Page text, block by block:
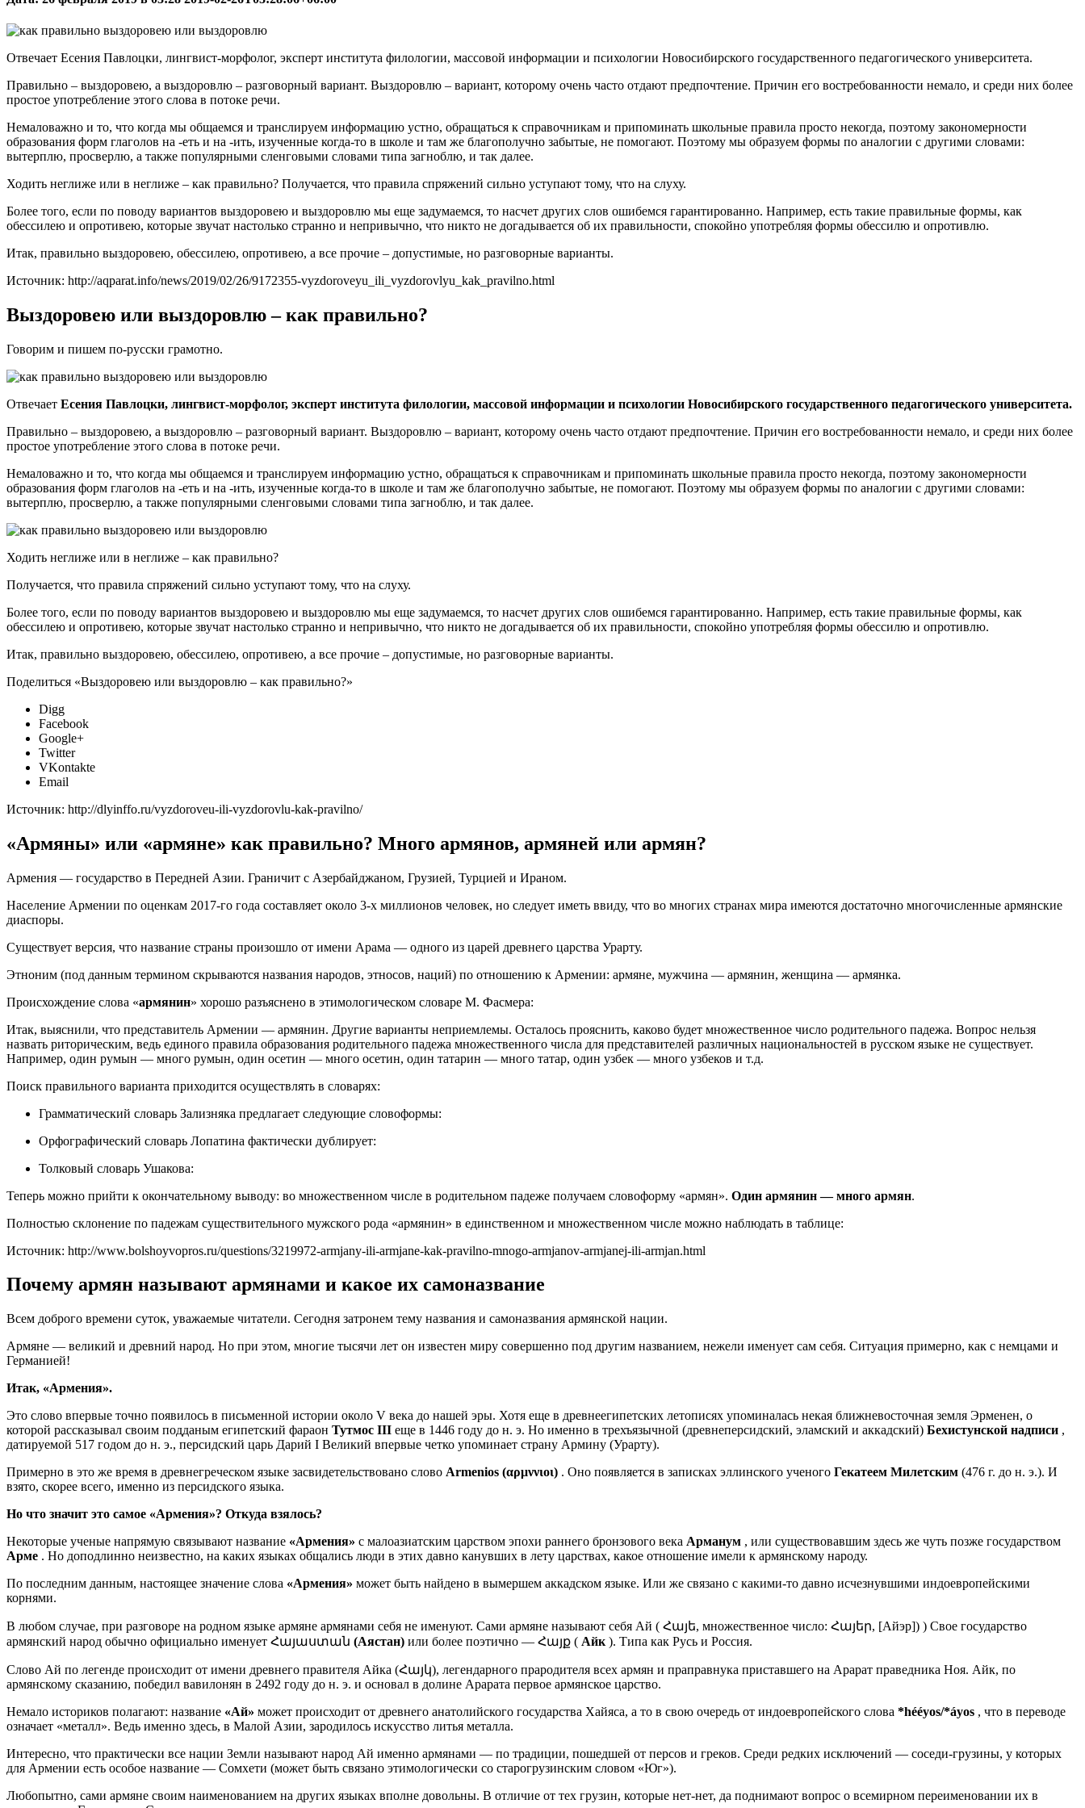
Отвечает Есения Павлоцки, лингвист-морфолог, эксперт института филологии, массовой информации и психологии Новосибирского государственного педагогического университета.
Правильно – выздоровею, а выздоровлю – разговорный вариант. Выздоровлю – вариант, которому очень часто отдают предпочтение. Причин его востребованности немало, и среди них более
простое употребление этого слова в потоке речи.
Немаловажно и то, что когда мы общаемся и транслируем информацию устно, обращаться к справочникам и припоминать школьные правила просто некогда, поэтому закономерности
образования форм глаголов на -еть и на -ить, изученные когда-то в школе и там же благополучно забытые, не помогают. Поэтому мы образуем формы по аналогии с другими словами:
вытерплю, просверлю, а также популярными сленговыми словами типа загноблю, и так далее.
Ходить неглиже или в неглиже – как правильно? Получается, что правила спряжений сильно уступают тому, что на слуху.
Более того, если по поводу вариантов выздоровею и выздоровлю мы еще задумаемся, то насчет других слов ошибемся гарантированно. Например, есть такие правильные формы, как
обессилею и опротивею, которые звучат настолько странно и непривычно, что никто не догадывается об их правильности, спокойно употребляя формы обессилю и опротивлю.
Итак, правильно выздоровею, обессилею, опротивею, а все прочие – допустимые, но разговорные варианты.
Источник: http://aqparat.info/news/2019/02/26/9172355-vyzdoroveyu_ili_vyzdorovlyu_kak_pravilno.html
Выздоровею или выздоровлю – как правильно?
Говорим и пишем по-русски грамотно.
Отвечает Есения Павлоцки, лингвист-морфолог, эксперт института филологии, массовой информации и психологии Новосибирского государственного педагогического университета.
Правильно – выздоровею, а выздоровлю – разговорный вариант. Выздоровлю – вариант, которому очень часто отдают предпочтение. Причин его востребованности немало, и среди них более
простое употребление этого слова в потоке речи.
Немаловажно и то, что когда мы общаемся и транслируем информацию устно, обращаться к справочникам и припоминать школьные правила просто некогда, поэтому закономерности
образования форм глаголов на -еть и на -ить, изученные когда-то в школе и там же благополучно забытые, не помогают. Поэтому мы образуем формы по аналогии с другими словами:
вытерплю, просверлю, а также популярными сленговыми словами типа загноблю, и так далее.
Ходить неглиже или в неглиже – как правильно?
Получается, что правила спряжений сильно уступают тому, что на слуху.
Более того, если по поводу вариантов выздоровею и выздоровлю мы еще задумаемся, то насчет других слов ошибемся гарантированно. Например, есть такие правильные формы, как
обессилею и опротивею, которые звучат настолько странно и непривычно, что никто не догадывается об их правильности, спокойно употребляя формы обессилю и опротивлю.
Итак, правильно выздоровею, обессилею, опротивею, а все прочие – допустимые, но разговорные варианты.
Поделиться «Выздоровею или выздоровлю – как правильно?»
Digg
Facebook
Google+
Twitter
VKontakte
Email
Источник: http://dlyinffo.ru/vyzdoroveu-ili-vyzdorovlu-kak-pravilno/
«Армяны» или «армяне» как правильно? Много армянов, армяней или армян?
Армения — государство в Передней Азии. Граничит с Азербайджаном, Грузией, Турцией и Ираном.
Население Армении по оценкам 2017-го года составляет около 3-х миллионов человек, но следует иметь ввиду, что во многих странах мира имеются достаточно многочисленные армянские
диаспоры.
Существует версия, что название страны произошло от имени Арама — одного из царей древнего царства Урарту.
Этноним (под данным термином скрываются названия народов, этносов, наций) по отношению к Армении: армяне, мужчина — армянин, женщина — армянка.
Происхождение слова «армянин» хорошо разъяснено в этимологическом словаре М. Фасмера:
Итак, выяснили, что представитель Армении — армянин. Другие варианты неприемлемы. Осталось прояснить, каково будет множественное число родительного падежа. Вопрос нельзя
назвать риторическим, ведь единого правила образования родительного падежа множественного числа для представителей различных национальностей в русском языке не существует.
Например, один румын — много румын, один осетин — много осетин, один татарин — много татар, один узбек — много узбеков и т.д.
Поиск правильного варианта приходится осуществлять в словарях:
Грамматический словарь Зализняка предлагает следующие словоформы:
Орфографический словарь Лопатина фактически дублирует:
Толковый словарь Ушакова:
Теперь можно прийти к окончательному выводу: во множественном числе в родительном падеже получаем словоформу «армян». Один армянин — много армян.
Полностью склонение по падежам существительного мужского рода «армянин» в единственном и множественном числе можно наблюдать в таблице:
Источник: http://www.bolshoyvopros.ru/questions/3219972-armjany-ili-armjane-kak-pravilno-mnogo-armjanov-armjanej-ili-armjan.html
Почему армян называют армянами и какое их самоназвание
Всем доброго времени суток, уважаемые читатели. Сегодня затронем тему названия и самоназвания армянской нации.
Армяне — великий и древний народ. Но при этом, многие тысячи лет он известен миру совершенно под другим названием, нежели именует сам себя. Ситуация примерно, как с немцами и
Германией!
Итак, «Армения».
Это слово впервые точно появилось в письменной истории около V века до нашей эры. Хотя еще в древнеегипетских летописях упоминалась некая ближневосточная земля Эрменен, о
которой рассказывал своим подданым египетский фараон Тутмос III еще в 1446 году до н. э. Но именно в трехъязычной (древнеперсидский, эламский и аккадский) Бехистунской надписи ,
датируемой 517 годом до н. э., персидский царь Дарий I Великий впервые четко упоминает страну Армину (Урарту).
Примерно в это же время в древнегреческом языке засвидетельствовано слово Armenios (αρμννιοι) . Оно появляется в записках эллинского ученого Гекатеем Милетским (476 г. до н. э.). И
взято, скорее всего, именно из персидского языка.
Но что значит это самое «Армения»? Откуда взялось?
Некоторые ученые напрямую связывают название «Армения» с малоазиатским царством эпохи раннего бронзового века Арманум , или существовавшим здесь же чуть позже государством
Арме . Но доподлинно неизвестно, на каких языках общались люди в этих давно канувших в лету царствах, какое отношение имели к армянскому народу.
По последним данным, настоящее значение слова «Армения» может быть найдено в вымершем аккадском языке. Или же связано с какими-то давно исчезнувшими индоевропейскими
корнями.
В любом случае, при разговоре на родном языке армяне армянами себя не именуют. Сами армяне называют себя Ай ( Հայե, множественное число: Հայեր, [Айэр]) ) Свое государство
армянский народ обычно официально именует Հայաստան (Аястан) или более поэтично — Հայք ( Айк ). Типа как Русь и Россия.
Слово Ай по легенде происходит от имени древнего правителя Айка (Հայկ), легендарного прародителя всех армян и праправнука приставшего на Арарат праведника Ноя. Айк, по
армянскому сказанию, победил вавилонян в 2492 году до н. э. и основал в долине Арарата первое армянское царство.
Немало историков полагают: название «Ай» может происходит от древнего анатолийского государства Хайяса, а то в свою очередь от индоевропейского слова *hééyos/*áyos , что в переводе
означает «металл». Ведь именно здесь, в Малой Азии, зародилось искусство литья металла.
Интересно, что практически все нации Земли называют народ Ай именно армянами — по традиции, пошедшей от персов и греков. Среди редких исключений — соседи-грузины, у которых
для Армении есть особое название — Сомхети (может быть связано этимологически со старогрузинским словом «Юг»).
Любопытно, сами армяне своим наименованием на других языках вполне довольны. В отличие от тех грузин, которые нет-нет, да поднимают вопрос о всемирном переименовании их в